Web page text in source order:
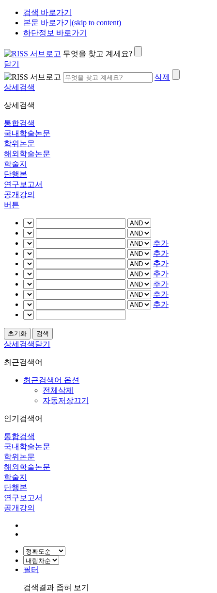
검색 바로가기
본문 바로가기(skip to content)
하단정보 바로가기
무엇을 찾고 계세요?
닫기
삭제
상세검색
상세검색
통합검색
국내학술논문
학위논문
해외학술논문
학술지
단행본
연구보고서
공개강의
버튼
추가
추가
추가
추가
추가
추가
추가
상세검색닫기
최근검색어
최근검색어 옵션
전체삭제
자동저장끄기
인기검색어
통합검색
국내학술논문
학위논문
해외학술논문
학술지
단행본
연구보고서
공개강의
필터
검색결과 좁혀 보기